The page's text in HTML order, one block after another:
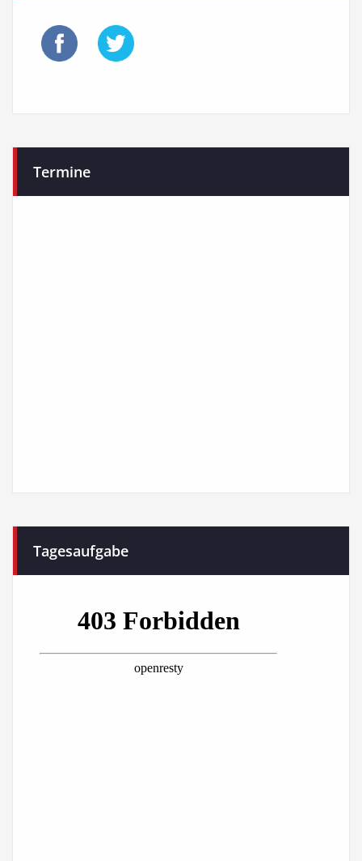
Termine
Tagesaufgabe